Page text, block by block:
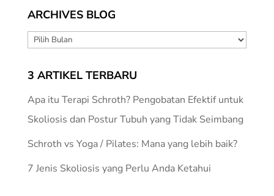
ARCHIVES BLOG
ARCHIVES
3 ARTIKEL TERBARU
Apa itu Terapi Schroth? Pengobatan Efektif untuk
Skoliosis dan Postur Tubuh yang Tidak Seimbang
Schroth vs Yoga / Pilates: Mana yang lebih baik?
7 Jenis Skoliosis yang Perlu Anda Ketahui